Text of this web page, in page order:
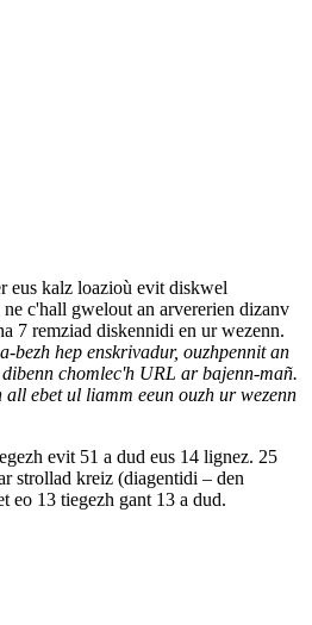
eus kalz loazioù evit diskwel
c'hall gwelout an arvererien dizanv
7 remziad diskennidi en ur wezenn.
bezh hep enskrivadur, ouzhpennit an
dibenn chomlec'h URL ar bajenn-mañ.
ebet ul liamm eeun ouzh ur wezenn
evit 51 a dud eus 14 lignez. 25
strollad kreiz (diagentidi – den
eo 13 tiegezh gant 13 a dud.